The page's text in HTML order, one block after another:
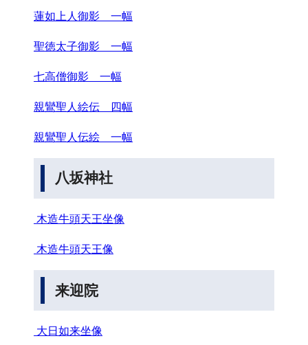
蓮如上人御影 一幅
聖徳太子御影 一幅
七高僧御影 一幅
親鸞聖人絵伝 四幅
親鸞聖人伝絵 一幅
八坂神社
木造牛頭天王坐像
木造牛頭天王像
来迎院
大日如来坐像